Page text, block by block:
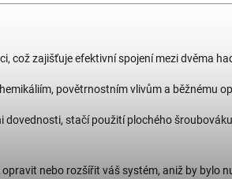
což zajišťuje efektivní spojení mezi dvěma
povětrnostním vlivům a běžnému
dovednosti, stačí použití plochého
nebo rozšířit váš systém, aniž by bylo